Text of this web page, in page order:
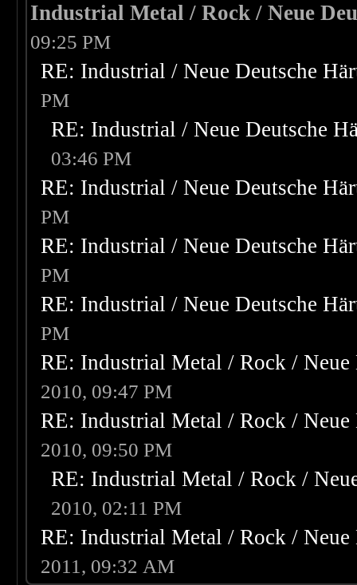
Industrial Metal / Rock / Neue
09:25 PM
RE: Industrial / Neue Deutsche
PM
RE: Industrial / Neue Deutsche
03:46 PM
RE: Industrial / Neue Deutsche
PM
RE: Industrial / Neue Deutsche
PM
RE: Industrial / Neue Deutsche
PM
RE: Industrial Metal / Rock / Neue
2010, 09:47 PM
RE: Industrial Metal / Rock / Neue
2010, 09:50 PM
RE: Industrial Metal / Rock /
2010, 02:11 PM
RE: Industrial Metal / Rock / Neue
2011, 09:32 AM